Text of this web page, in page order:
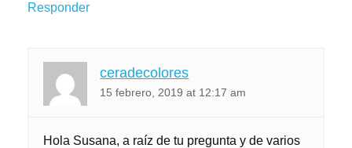
Responder
ceradecolores
15 febrero, 2019 at 12:17 am
Hola Susana, a raíz de tu pregunta y de varios